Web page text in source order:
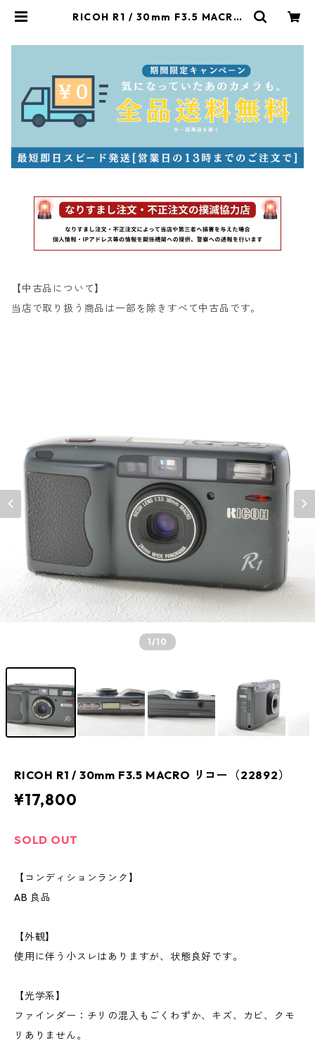
RICOH R1 / 30mm F3.5 MACRO
【中古品について】
当店で取り扱う商品は一部を除きすべて中古品です。
1/10
RICOH R1 / 30mm F3.5 MACRO リコー（22892）
¥17,800
SOLD OUT
【コンディションランク】
AB 良品
【外観】
使用に伴う小スレはありますが、状態良好です。
【光学系】
ファインダー：チリの混入もごくわずか、キズ、カビ、クモ
リありません。